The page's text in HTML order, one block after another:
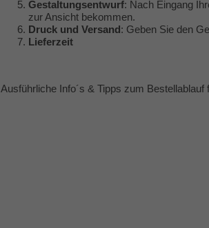
Gestaltungsentwurf: Nach Eingang
zur Ansicht bekommen.
Druck und Versand: Geben Sie den
Lieferzeit
Ausführliche Info´s & Tipps zum